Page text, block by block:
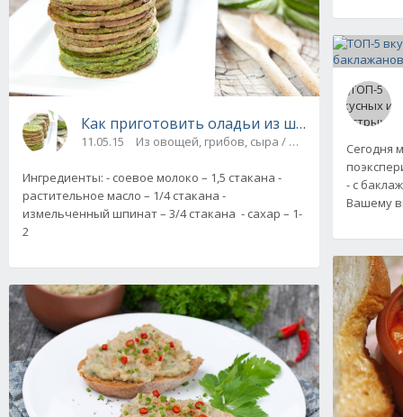
Как приготовить оладьи из шпината
11.05.15 Из овощей, грибов, сыра / На скорую руку /
Ингредиенты: - соевое молоко – 1,5 стакана -
растительное масло – 1/4 стакана -
измельченный шпинат – 3/4 стакана - сахар – 1-
2
Сегодня
- с
Вашему